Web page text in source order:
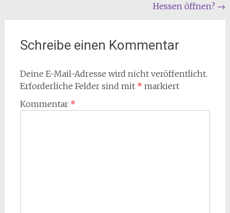
Hessen öffnen? →
Schreibe einen Kommentar
Deine E-Mail-Adresse wird nicht veröffentlicht.
Erforderliche Felder sind mit * markiert
Kommentar *